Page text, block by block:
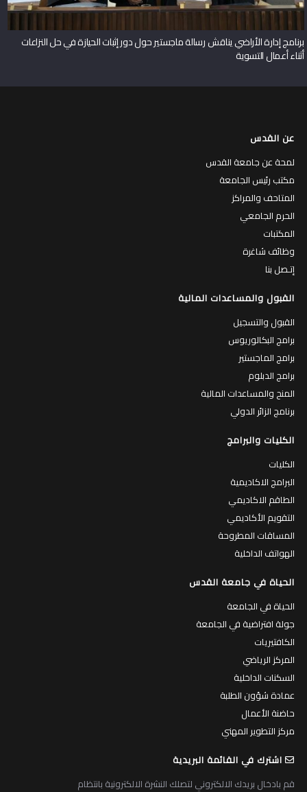
برنامج إدارة الأراضي يناقش رسالة ماجستير حول دور إثبات الحيازة في حل النزاعات
أثناء أعمال التسوية
عن القدس
لمحة عن جامعة القدس
مكتب رئيس الجامعة
المتاحف والمراكز
الحرم الجامعي
المكتبات
وظائف شاغرة
إتـصل بنا
القبول والمساعدات المالية
القبول والتسجيل
برامج البكالوريوس
برامج الماجستير
برامج الدبلوم
المنح والمساعدات المالية
برنامج الزائر الدولي
الكليات والبرامج
الكليات
البرامج الاكاديمية
الطاقم الاكاديمي
التقويم الأكاديمي
المساقات المطروحة
الهواتف الداخلية
الحياة في جامعة القدس
الحياة في الجامعة
جولة افتراضية في الجامعة
الكافتيريات
المركز الرياضي
السكنات الداخلية
عمادة شؤون الطلبة
حاضنة الأعمال
مركز التطوير المهني
اشترك في القائمة البريدية
قم بادخال بريدك الالكتروني لتصلك النشرة الالكترونية بانتظام